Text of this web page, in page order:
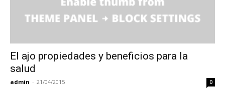
El ajo propiedades y beneficios para la
salud
admin - 21/04/2015 0